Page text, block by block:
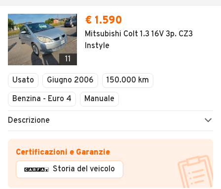
11
€ 1.590
Mitsubishi Colt 1.3 16V 3p. CZ3
Instyle
Usato Giugno 2006
150.000 km
Benzina - Euro 4
Manuale
Descrizione
Certificazioni e Garanzie
Storia del veicolo